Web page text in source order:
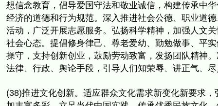
想信念教育，倡导爱国守法和敬业诚信，构建传承中
经济的道德和行为规范。深入推进社会公德、 职业道
活动，广泛开展志愿服务。 弘扬科学精神，加强人文
社会心态。提倡修身律己、尊老爱幼、 勤勉做事、平
操守，支持创新创业，鼓励劳动致富，发扬团队精神。
法律、 行政、舆论手段，引导人们知荣辱、讲正气、
(38)推进文化创新。适应群众文化需求新变化新要求，